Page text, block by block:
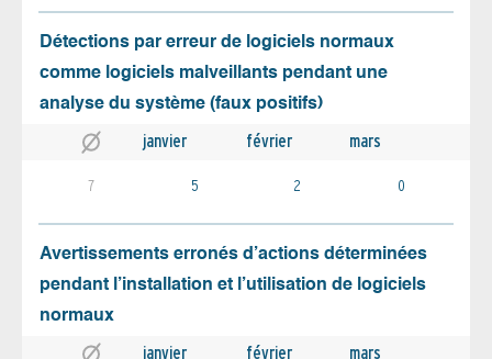
Détections par erreur de logiciels normaux
comme logiciels malveillants pendant une
analyse du système (faux positifs)
janvier février mars
7 5 2 0
Avertissements erronés d’actions déterminées
pendant l’installation et l’utilisation de logiciels
normaux
janvier février mars